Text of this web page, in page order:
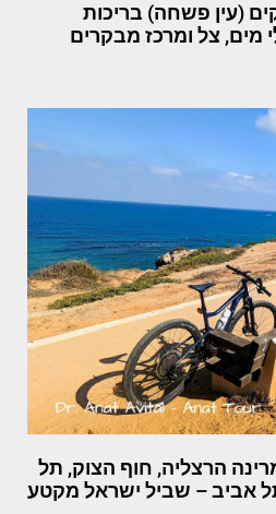
(עין פשחה) בריכות
מים, צל ומרכז מבקרים
הרצליה, חוף הצוק, תל
תל אביב – שביל ישראל מקטע